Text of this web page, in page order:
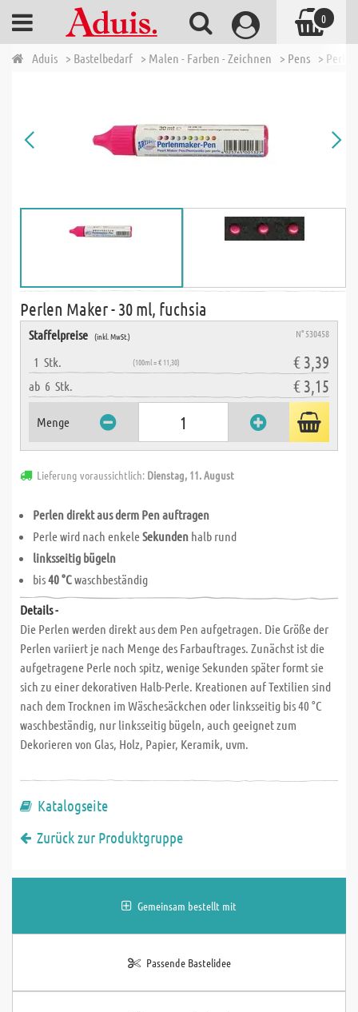
Aduis > Bastelbedarf > Malen - Farben - Zeichnen > Pens >
Perlen Maker - 30 ml, fuchsia
Staffelpreise (inkl. MwSt.) N° 530458
1 Stk. (100ml = € 11,30) € 3,39
ab 6 Stk. € 3,15
Menge
Lieferung voraussichtlich: Dienstag, 11. August
Perlen direkt aus derm Pen auftragen
Perle wird nach enkeleSekunden halb rund
linksseitig bügeln
bis40 °Cwaschbeständig
Details -
Die Perlen werden direkt aus dem Pen aufgetragen. Die Größe der
Perlen variiert je nach Menge des Farbauftrages. Zunächst ist die
aufgetragene Perle noch spitz, wenige Sekunden später formt sie
sich zu einer dekorativen Halb-Perle. Kreationen auf Textilien sind
nach dem Trocknen im Wäschesäckchen oder linksseitig bis 40 °C
waschbeständig, nur linksseitig bügeln, auch geeignet zum
Dekorieren von Glas, Holz, Papier, Keramik, uvm.
Katalogseite
Zurück zur Produktgruppe
Gemeinsam bestellt mit
Passende Bastelidee
0